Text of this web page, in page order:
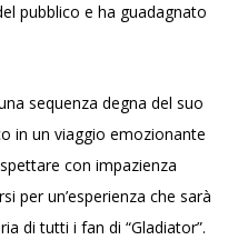
pubblico e ha guadagnato
sequenza degna del suo
in un viaggio emozionante
con impazienza
per un’esperienza che sarà
di tutti i fan di “Gladiator”.